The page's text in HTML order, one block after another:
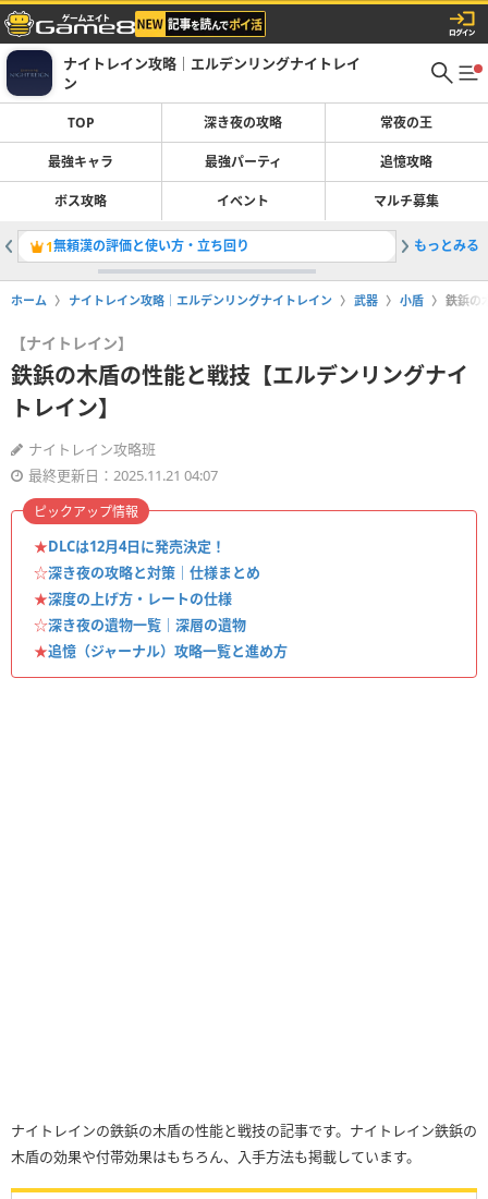
ナイトレイン攻略｜エルデンリングナイトレイ
ン
TOP 深き夜の攻略 常夜の王
最強キャラ 最強パーティ 追憶攻略
ボス攻略 イベント マルチ募集
1無頼漢の評価と使い方・立ち回り 2最強キ
もっとみる
ホーム ナイトレイン攻略｜エルデンリングナイトレイン 武器 小盾 鉄鋲の
【ナイトレイン】
鉄鋲の木盾の性能と戦技【エルデンリングナイ
トレイン】
ナイトレイン攻略班
最終更新日：2025.11.21 04:07
★DLCは12月4日に発売決定！
☆深き夜の攻略と対策｜仕様まとめ
★深度の上げ方・レートの仕様
☆深き夜の遺物一覧｜深層の遺物
★追憶（ジャーナル）攻略一覧と進め方
ピックアップ情報
ナイトレインの鉄鋲の木盾の性能と戦技の記事です。ナイトレイン鉄鋲の
木盾の効果や付帯効果はもちろん、入手方法も掲載しています。